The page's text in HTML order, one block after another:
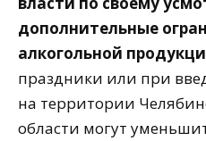
дополнительные
алкогольной
праздники или при
на территории
области могут